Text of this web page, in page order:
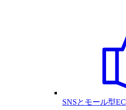
SNSとモール型EC